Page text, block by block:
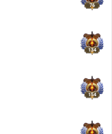
76
134
154